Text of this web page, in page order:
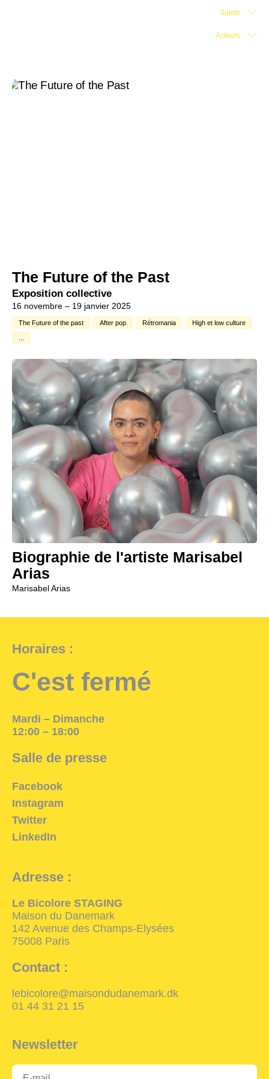
Sujets
Acteurs
The Future of the Past
Exposition collective
16 novembre – 19 janvier 2025
The Future of the past After pop Rétromania High et low culture
Biographie de l'artiste Marisabel
Arias
Marisabel Arias
Horaires :
C'est fermé
Mardi – Dimanche
12:00 – 18:00
Salle de presse
Facebook
Instagram
Twitter
LinkedIn
Adresse :
Le Bicolore STAGING
Maison du Danemark
142 Avenue des Champs-Elysées
75008 Paris
Contact :
lebicolore@maisondudanemark.dk
01 44 31 21 15
Newsletter